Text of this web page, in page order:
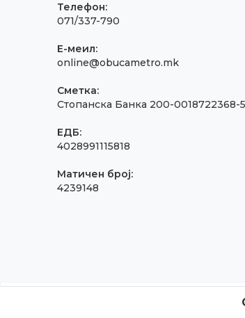
Телефон:
071/337-790
E-меил:
online@obucametro.mk
Сметка:
Стопанска Банка 200-0018722368-
ЕДБ:
4028991115818
Матичен број:
4239148